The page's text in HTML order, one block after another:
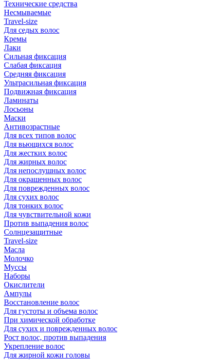
Технические средства
Несмываемые
Travel-size
Для седых волос
Кремы
Лаки
Сильная фиксация
Слабая фиксация
Средняя фиксация
Ультрасильная фиксация
Подвижная фиксация
Ламинаты
Лосьоны
Маски
Антивозрастные
Для всех типов волос
Для вьющихся волос
Для жестких волос
Для жирных волос
Для непослушных волос
Для окрашенных волос
Для поврежденных волос
Для сухих волос
Для тонких волос
Для чувствительной кожи
Против выпадения волос
Солнцезащитные
Travel-size
Масла
Молочко
Муссы
Наборы
Окислители
Ампулы
Восстановление волос
Для густоты и объема волос
При химической обработке
Для сухих и поврежденных волос
Рост волос, против выпадения
Укрепление волос
Для жирной кожи головы